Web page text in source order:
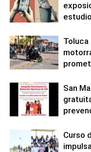
San
Curso